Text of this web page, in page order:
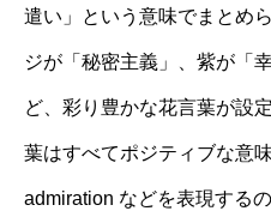
遣い」という意味でまとめ
ジが「秘密主義」、紫が「
ど、彩り豊かな花言葉が設
葉はすべてポジティブな意
admiration などを表現するの